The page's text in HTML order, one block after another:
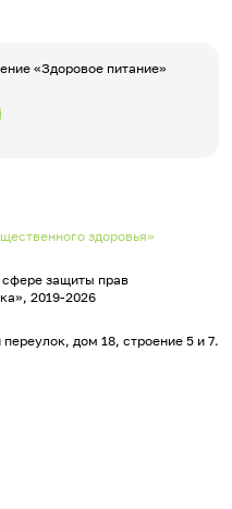
«Здоровое питание»
здоровья»
защиты прав
2019-2026
дом 18, строение 5 и 7.